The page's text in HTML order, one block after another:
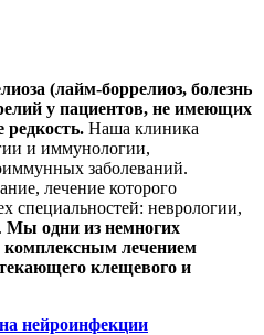
(лайм-боррелиоз, болезнь
у пациентов, не имеющих
редкость. Наша клиника
и иммунологии,
заболеваний.
лечение которого
специальностей: неврологии,
Мы одни из немногих
комплексным лечением
клещевого и
нейроинфекции